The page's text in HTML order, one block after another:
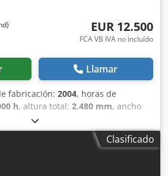
EUR 12.500
FCA VB IVA no incluído
Llamar
fabricación: 2004, horas de
h, altura total: 2.480 mm, ancho
total:
de sujeción:4.200 kN, volumen de
, Fuerza de cierre: 4200 kN
Distancia entre columnas h x v:
de platina h x v: 1270 x 1200 mm
Clasificado